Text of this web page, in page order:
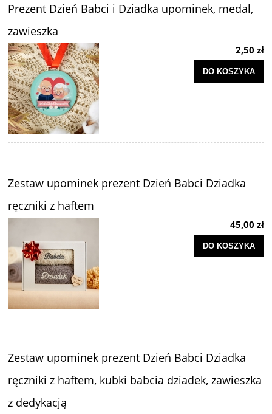
Prezent Dzień Babci i Dziadka upominek, medal,
zawieszka
2,50 zł
DO KOSZYKA
Zestaw upominek prezent Dzień Babci Dziadka
ręczniki z haftem
45,00 zł
DO KOSZYKA
Zestaw upominek prezent Dzień Babci Dziadka
ręczniki z haftem, kubki babcia dziadek, zawieszka
z dedykacją